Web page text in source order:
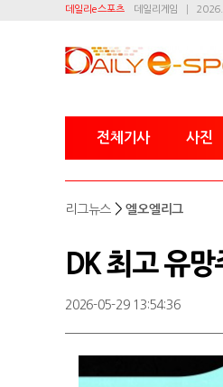
데일리e스포츠 데일리게임
전체기사 사진
리그뉴스 >엘오엘리그
DK 최고 유
2026-05-29 13:54:36